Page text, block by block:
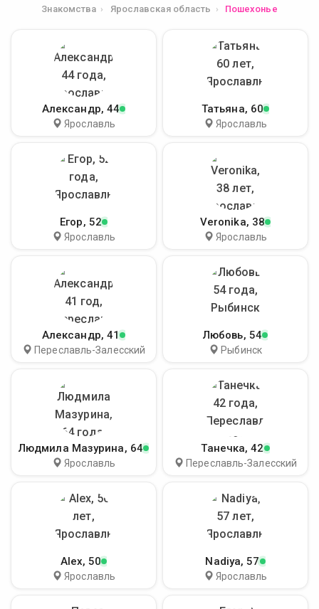
Знакомства Ярославская область Пошехонье
Александр, 44
Ярославль
Татьяна, 60
Ярославль
Егор, 52
Ярославль
Veronika, 38
Ярославль
Александр, 41
Переславль-Залесский
Любовь, 54
Рыбинск
Людмила Мазурина, 64
Ярославль
Танечка, 42
Переславль-Залесский
Alex, 50
Ярославль
Nadiya, 57
Ярославль